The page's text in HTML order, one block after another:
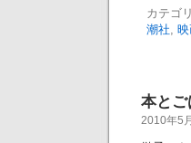
カテゴ
潮社,
本と
2010年5